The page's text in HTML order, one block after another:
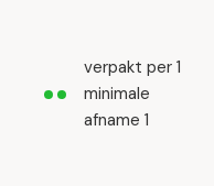
verpakt per 1
minimale
afname 1